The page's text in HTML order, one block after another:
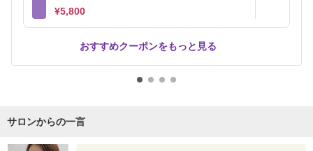
¥5,800
おすすめクーポンをもっと見る
サロンからの一言